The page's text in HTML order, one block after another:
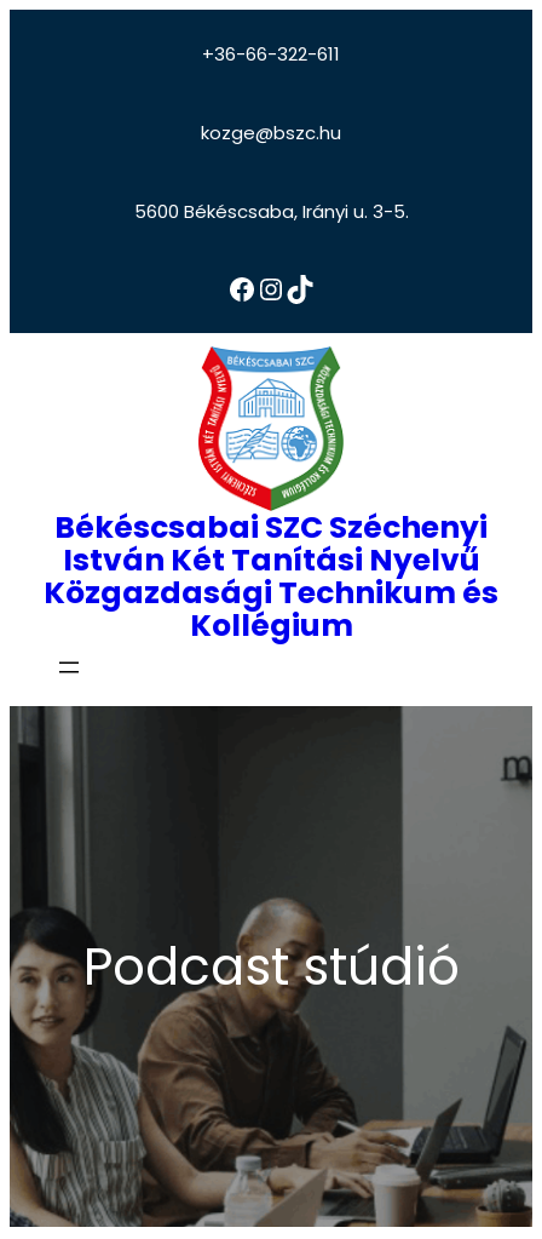
+36-66-322-611
kozge@bszc.hu
5600 Békéscsaba, Irányi u. 3-5.
Békéscsabai SZC Széchenyi
István Két Tanítási Nyelvű
Közgazdasági Technikum és
Kollégium
Podcast stúdió